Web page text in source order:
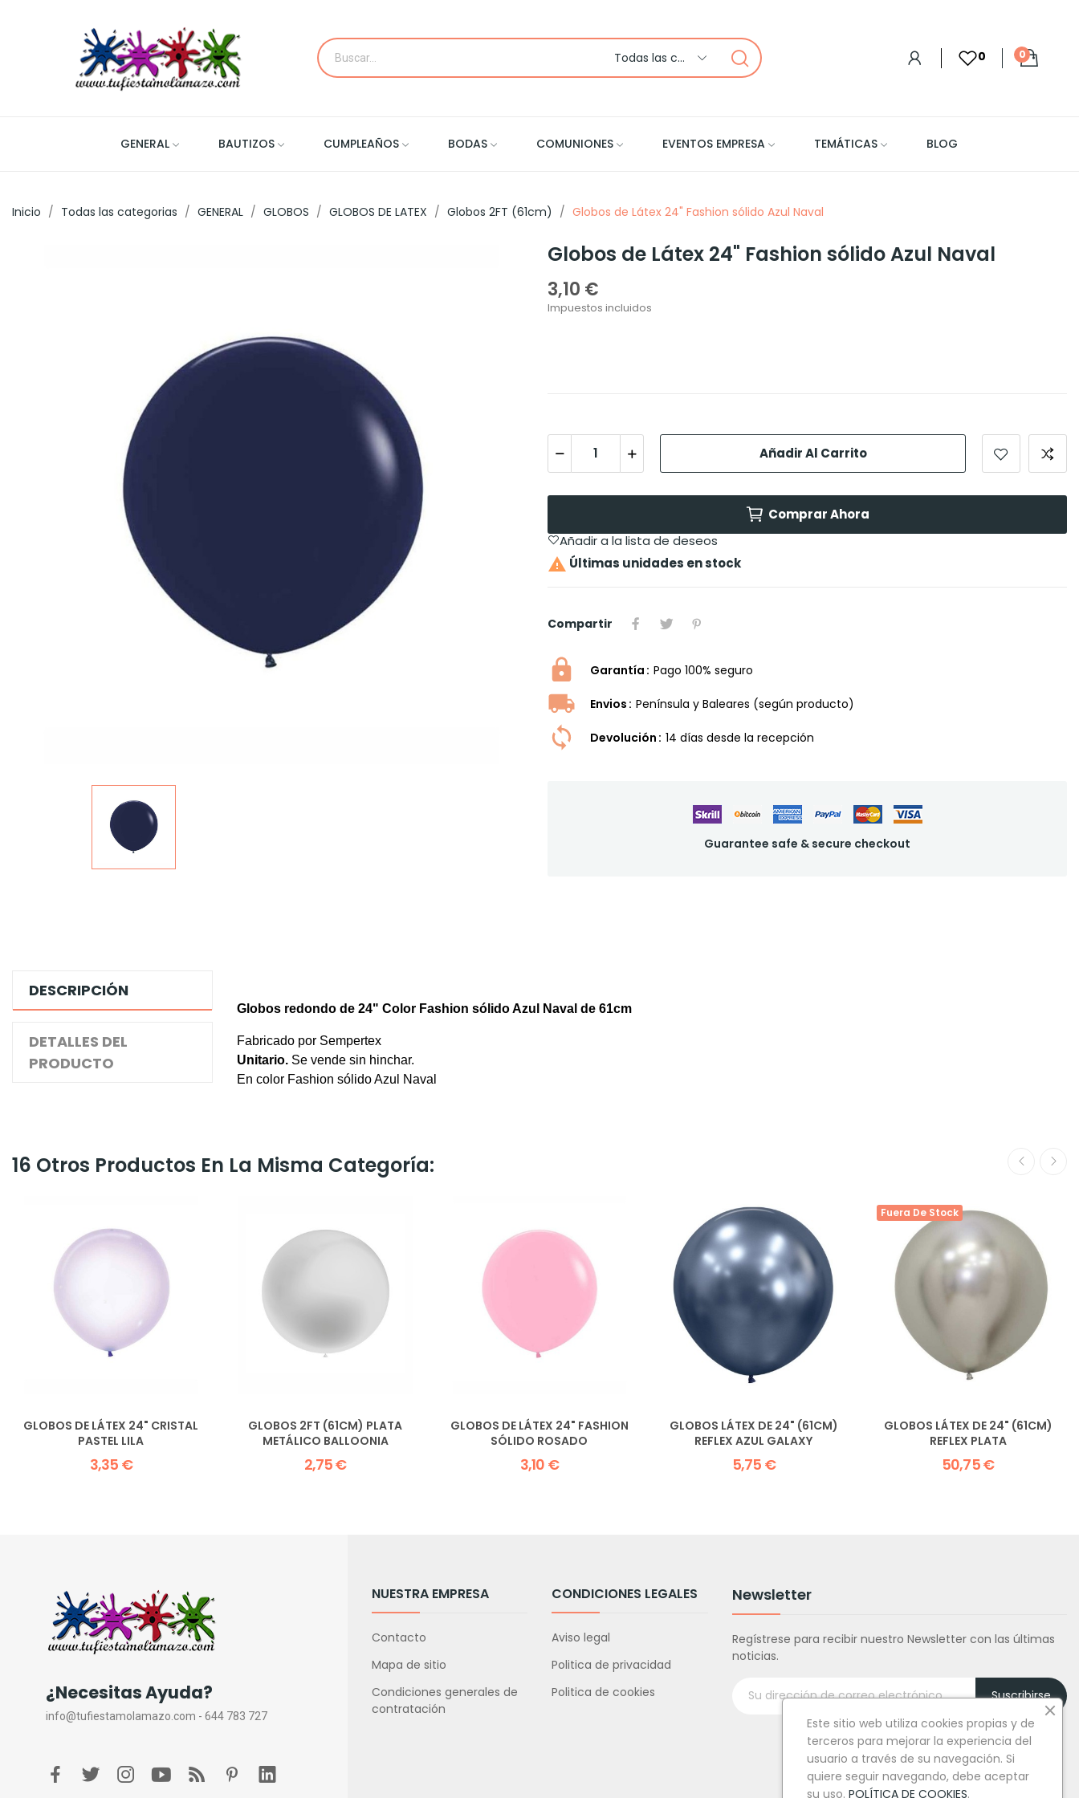
Todas las categorias 0 0
GENERAL BAUTIZOS CUMPLEAÑOS BODAS COMUNIONES EVENTOS EMPRESA TEMÁTICAS BLOG
Inicio Todas las categorias GENERAL GLOBOS GLOBOS DE LATEX Globos 2FT (61cm) Globos de Látex 24" Fashion sólido Azul Naval
Globos de Látex 24" Fashion sólido Azul Naval
3,10 €
Impuestos incluidos
Añadir Al Carrito
Comprar Ahora
Añadir a la lista de deseos
 Últimas unidades en stock
Compartir
Garantía Pago 100% seguro
Envios Península y Baleares (según producto)
Devolución 14 dí­as desde la recepción
Guarantee safe & secure checkout
DESCRIPCIÓN
DETALLES DEL
PRODUCTO
Globos redondo de 24" Color Fashion sólido Azul Naval de 61cm
Fabricado por Sempertex
Unitario. Se vende sin hinchar.
En color Fashion sólido Azul Naval
16 Otros Productos En La Misma Categoría:
GLOBOS DE LÁTEX 24" CRISTAL
PASTEL LILA
3,35 €
GLOBOS 2FT (61CM) PLATA
METÁLICO BALLOONIA
2,75 €
GLOBOS DE LÁTEX 24" FASHION
SÓLIDO ROSADO
3,10 €
GLOBOS LÁTEX DE 24" (61CM)
REFLEX AZUL GALAXY
5,75 €
Fuera De Stock
GLOBOS LÁTEX DE 24" (61CM)
REFLEX PLATA
50,75 €
¿Necesitas Ayuda?
info@tufiestamolamazo.com - 644 783 727
NUESTRA EMPRESA
Contacto
Mapa de sitio
Condiciones generales de
contratación
CONDICIONES LEGALES
Aviso legal
Politica de privacidad
Politica de cookies
Newsletter
Regístrese para recibir nuestro Newsletter con las últimas
noticias.
Suscribirse
Este sitio web utiliza cookies propias y de
terceros para mejorar la experiencia del
usuario a través de su navegación. Si
quiere seguir navegando, debe aceptar
su uso. POLÍTICA DE COOKIES.